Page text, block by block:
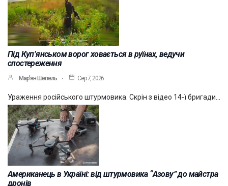
Під Куп’янськом ворог ховається в руїнах, ведучи
спостереження
Мар’ян Шепель Сер 7, 2026
Ураження російського штурмовика. Скрін з відео 14-ї бригади…
Американець в Україні: від штурмовика “Азову” до майстра
дронів